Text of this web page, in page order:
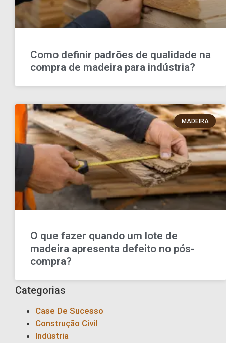
Como definir padrões de qualidade na
compra de madeira para indústria?
MADEIRA
O que fazer quando um lote de
madeira apresenta defeito no pós-
compra?
Categorias
Case De Sucesso
Construção Civil
Indústria